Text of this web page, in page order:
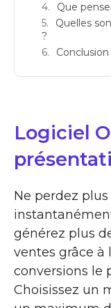
Que
Quelles
?
Conclusion
Logiciel
Ne perdez
générez plus
ventes grâce à
conversions le
Choisissez un